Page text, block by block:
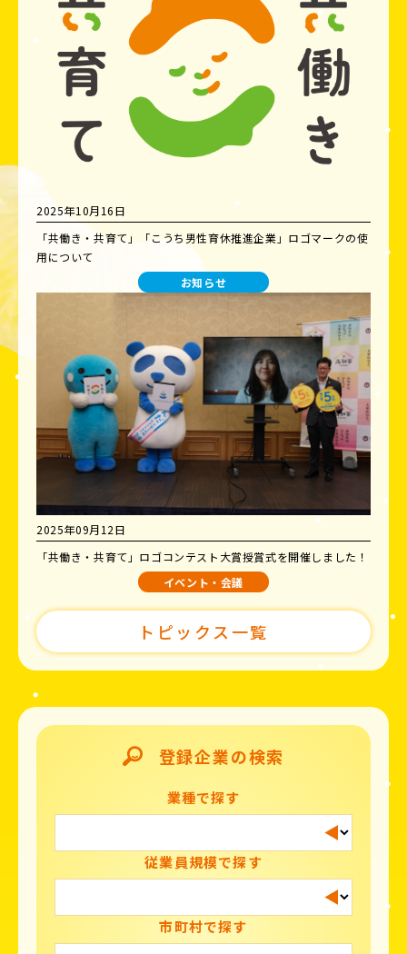
2025年10月16日
「共働き・共育て」「こうち男性育休推進企業」ロゴマークの使
用について
お知らせ
2025年09月12日
「共働き・共育て」ロゴコンテスト大賞授賞式を開催しました！
イベント・会議
トピックス一覧
登録企業の検索
業種で探す
従業員規模で探す
市町村で探す